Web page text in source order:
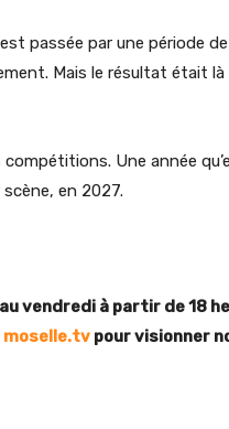
passée par une période
Mais le résultat était là
Une année
en 2027.
vendredi à partir de 18
moselle.tv pour visionner